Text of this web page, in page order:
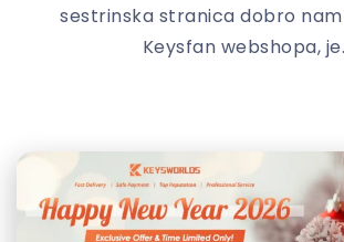
sestrinska stranica dobro
Keysfan webshopa,